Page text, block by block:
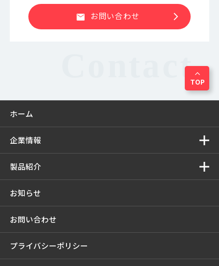
mail お問い合わせ chevron_right
expand_less
TOP
ホーム
企業情報
製品紹介
お知らせ
お問い合わせ
プライバシーポリシー